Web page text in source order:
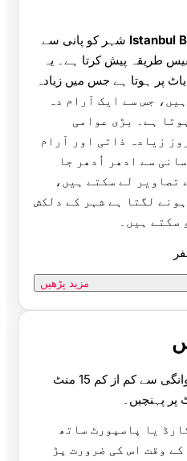
Istanbul شہر کو پانی سے
طریقہ پیش کرتا ہے۔ یہ
یاٹ پر ہوتا ہے جس میں زیادہ
ہوتے ہیں، جس سے ایک آرام دہ
ہے۔ بڑی عوامی
زیادہ ذاتی اور آرام
سے ادھر اُدھر جا
تصاویر لے سکتے ہیں،
لگتا ہے شہر کے دلکش
سکتے ہیں۔
مزید پڑھیں
چیک اِن کے لیے روانگی سے کم از کم 15 منٹ
پر پہنچیں۔
یا پاسپورٹ ساتھ
کے وقت اس کی ضرورت پڑ